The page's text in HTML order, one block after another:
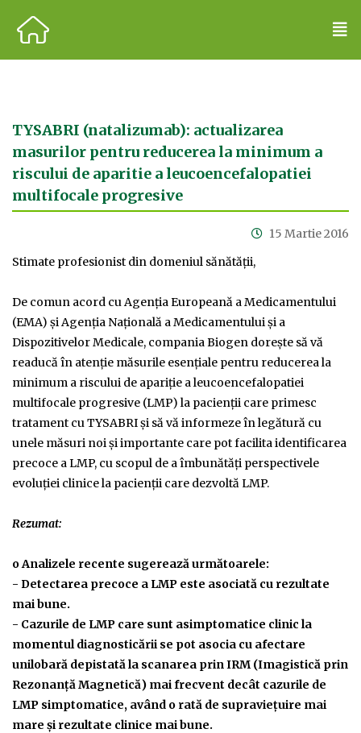
TYSABRI (natalizumab): actualizarea
masurilor pentru reducerea la minimum a
riscului de aparitie a leucoencefalopatiei
multifocale progresive
15 Martie 2016
Stimate profesionist din domeniul sănătăţii,
De comun acord cu Agenţia Europeană a Medicamentului
(EMA) şi Agenția Națională a Medicamentului și a
Dispozitivelor Medicale, compania Biogen doreşte să vă
readucă în atenţie măsurile esențiale pentru reducerea la
minimum a riscului de apariţie a leucoencefalopatiei
multifocale progresive (LMP) la pacienţii care primesc
tratament cu TYSABRI şi să vă informeze în legătură cu
unele măsuri noi şi importante care pot facilita identificarea
precoce a LMP, cu scopul de a îmbunătăţi perspectivele
evoluţiei clinice la pacienţii care dezvoltă LMP.
Rezumat:
o Analizele recente sugerează următoarele:
- Detectarea precoce a LMP este asociată cu rezultate
mai bune.
- Cazurile de LMP care sunt asimptomatice clinic la
momentul diagnosticării se pot asocia cu afectare
unilobară depistată la scanarea prin IRM (Imagistică prin
Rezonanţă Magnetică) mai frecvent decât cazurile de
LMP simptomatice, având o rată de supravieţuire mai
mare şi rezultate clinice mai bune.